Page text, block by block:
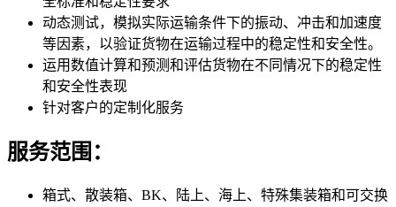
动态测试，模拟实际运输条件下的振动、冲击和加速度
等因素，以验证货物在运输过程中的稳定性和安全性。
运用数值计算和预测和评估货物在不同情况下的稳定性
和安全性表现
针对客户的定制化服务
服务范围：
箱式、散装箱、BK、陆上、海上、特殊集装箱和可交换